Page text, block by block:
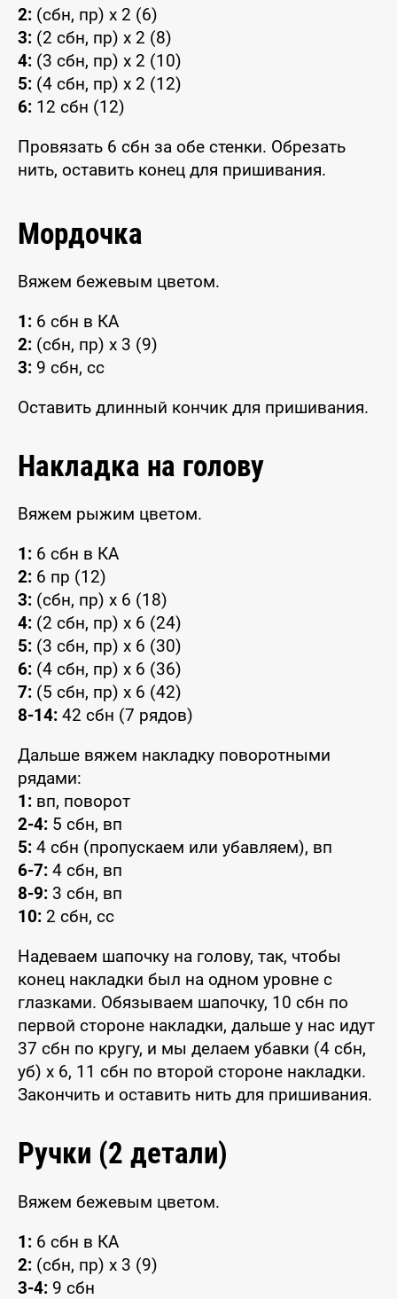
2: (сбн, пр) x 2 (6)
3: (2 сбн, пр) x 2 (8)
4: (3 сбн, пр) x 2 (10)
5: (4 сбн, пр) x 2 (12)
6: 12 сбн (12)
Провязать 6 сбн за обе стенки. Обрезать
нить, оставить конец для пришивания.
Мордочка
Вяжем бежевым цветом.
1: 6 сбн в КА
2: (сбн, пр) x 3 (9)
3: 9 сбн, сс
Оставить длинный кончик для пришивания.
Накладка на голову
Вяжем рыжим цветом.
1: 6 сбн в КА
2: 6 пр (12)
3: (сбн, пр) x 6 (18)
4: (2 сбн, пр) x 6 (24)
5: (3 сбн, пр) x 6 (30)
6: (4 сбн, пр) x 6 (36)
7: (5 сбн, пр) x 6 (42)
8-14: 42 сбн (7 рядов)
Дальше вяжем накладку поворотными
рядами:
1: вп, поворот
2-4: 5 сбн, вп
5: 4 сбн (пропускаем или убавляем), вп
6-7: 4 сбн, вп
8-9: 3 сбн, вп
10: 2 сбн, сс
Надеваем шапочку на голову, так, чтобы
конец накладки был на одном уровне с
глазками. Обязываем шапочку, 10 сбн по
первой стороне накладки, дальше у нас идут
37 сбн по кругу, и мы делаем убавки (4 сбн,
уб) x 6, 11 сбн по второй стороне накладки.
Закончить и оставить нить для пришивания.
Ручки (2 детали)
Вяжем бежевым цветом.
1: 6 сбн в КА
2: (сбн, пр) x 3 (9)
3-4: 9 сбн